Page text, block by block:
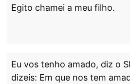
Egito chamei a meu filho.
Eu vos tenho amado, diz o
dizeis: Em que nos tem